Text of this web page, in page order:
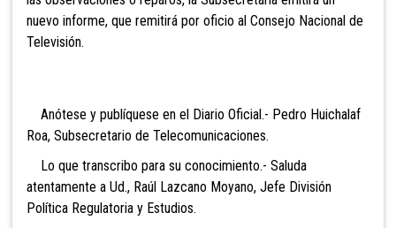
nuevo informe, que remitirá por oficio al Consejo Nacional de
Televisión.
Anótese y publíquese en el Diario Oficial.- Pedro Huichalaf
Roa, Subsecretario de Telecomunicaciones.
Lo que transcribo para su conocimiento.- Saluda
atentamente a Ud., Raúl Lazcano Moyano, Jefe División
Política Regulatoria y Estudios.